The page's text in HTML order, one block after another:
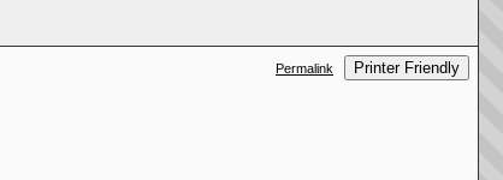
Permalink Printer Friendly